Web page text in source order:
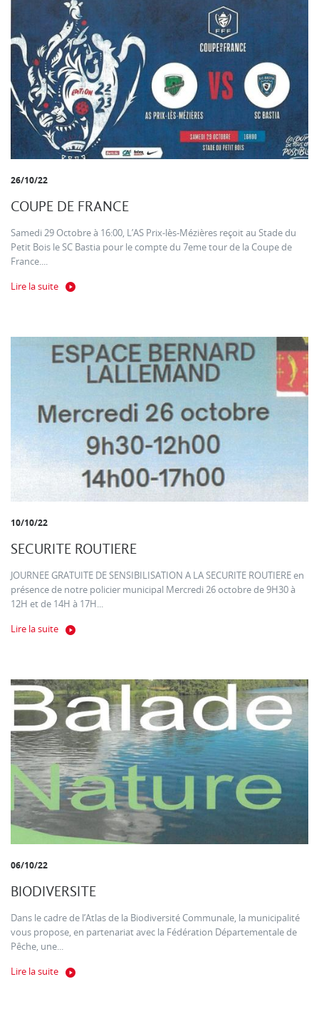
26/10/22
COUPE DE FRANCE
Samedi 29 Octobre à 16:00, L’AS Prix-lès-Mézières reçoit au Stade du
Petit Bois le SC Bastia pour le compte du 7eme tour de la Coupe de
France....
Lire la suite
10/10/22
SECURITE ROUTIERE
JOURNEE GRATUITE DE SENSIBILISATION A LA SECURITE ROUTIERE en
présence de notre policier municipal Mercredi 26 octobre de 9H30 à
12H et de 14H à 17H...
Lire la suite
06/10/22
BIODIVERSITE
Dans le cadre de l’Atlas de la Biodiversité Communale, la municipalité
vous propose, en partenariat avec la Fédération Départementale de
Pêche, une...
Lire la suite